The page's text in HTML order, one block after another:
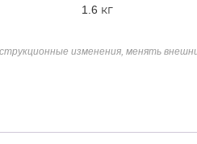
1.6 кг
изменения, менять